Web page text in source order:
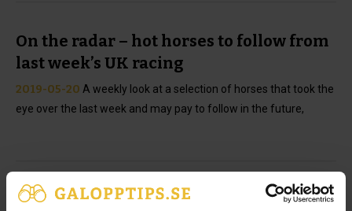
On the radar – hot horses to follow from
last week’s UK racing
2019-05-20 A weekly look at a selection of horses that took the
eye over the last week and may pay to follow in the future,
Grupp 1-vinnande tränare fälls för